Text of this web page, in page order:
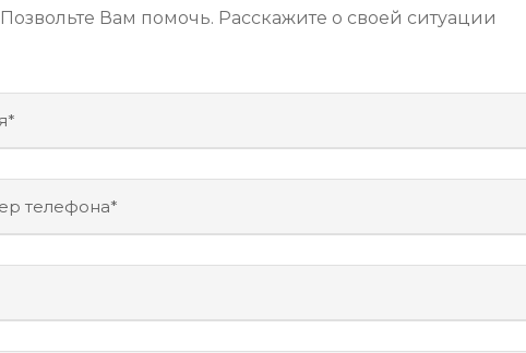
Позвольте Вам помочь. Расскажите о своей ситуации